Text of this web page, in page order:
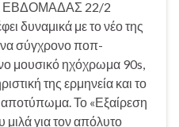
ΕΒΔΟΜΑΔΑΣ 22/2
δυναμικά με το νέο της
σύγχρονο ποπ-
μουσικό ηχόχρωμα 90s,
της ερμηνεία και το
αποτύπωμα. Το «Εξαίρεση
μιλά για τον απόλυτο